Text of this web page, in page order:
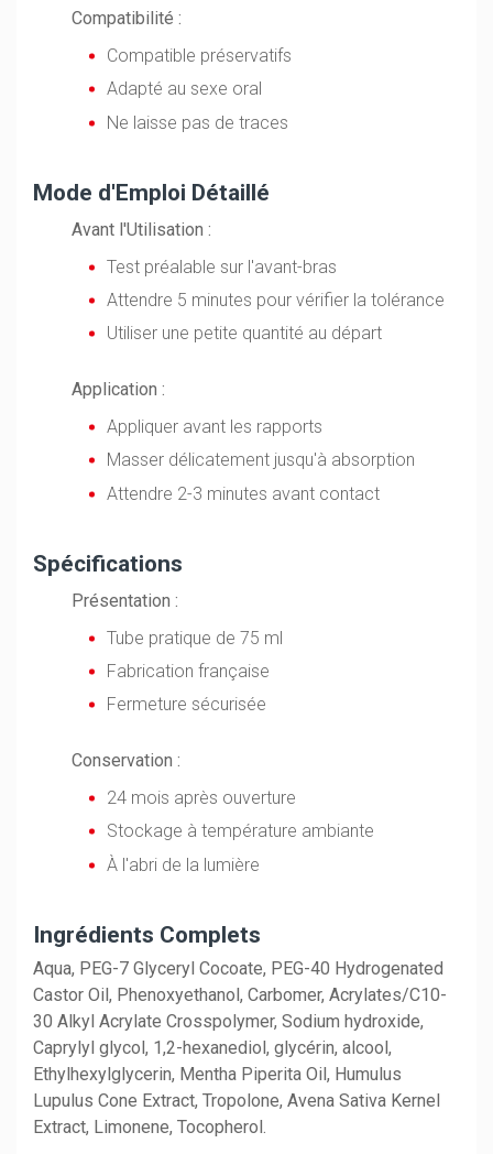
Compatibilité :
Compatible préservatifs
Adapté au sexe oral
Ne laisse pas de traces
Mode d'Emploi Détaillé
Avant l'Utilisation :
Test préalable sur l'avant-bras
Attendre 5 minutes pour vérifier la tolérance
Utiliser une petite quantité au départ
Application :
Appliquer avant les rapports
Masser délicatement jusqu'à absorption
Attendre 2-3 minutes avant contact
Spécifications
Présentation :
Tube pratique de 75 ml
Fabrication française
Fermeture sécurisée
Conservation :
24 mois après ouverture
Stockage à température ambiante
À l'abri de la lumière
Ingrédients Complets
Aqua, PEG-7 Glyceryl Cocoate, PEG-40 Hydrogenated
Castor Oil, Phenoxyethanol, Carbomer, Acrylates/C10-
30 Alkyl Acrylate Crosspolymer, Sodium hydroxide,
Caprylyl glycol, 1,2-hexanediol, glycérin, alcool,
Ethylhexylglycerin, Mentha Piperita Oil, Humulus
Lupulus Cone Extract, Tropolone, Avena Sativa Kernel
Extract, Limonene, Tocopherol.